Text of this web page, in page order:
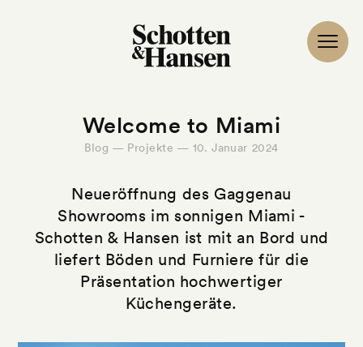
Welcome to Miami
Blog — Projekte — 10. Januar 2024
Neueröffnung des Gaggenau
Showrooms im sonnigen Miami -
Schotten & Hansen ist mit an Bord und
liefert Böden und Furniere für die
Präsentation hochwertiger
Küchengeräte.